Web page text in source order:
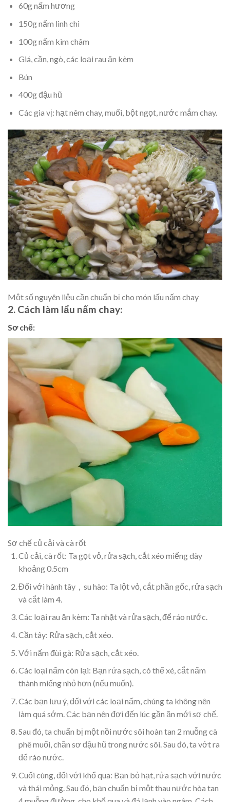
60g nấm hương
150g nấm linh chi
100g nấm kim châm
Giá, cần, ngò, các loại rau ăn kèm
Bún
400g đậu hũ
Các gia vị: hạt nêm chay, muối, bột ngọt, nước mắm chay.
Một số nguyên liệu cần chuẩn bị cho món lấu nấm chay
2. Cách làm lẩu nấm chay:
Sơ chế:
Sơ chế củ cải và cà rốt
Củ cải, cà rốt: Ta gọt vỏ, rửa sạch, cắt xéo miếng dày
khoảng 0.5cm
Đối với hành tây，su hào: Ta lột vỏ, cắt phần gốc, rửa sạch
và cắt làm 4.
Các loại rau ăn kèm: Ta nhặt và rửa sạch, để ráo nước.
Cần tây: Rửa sạch, cắt xéo.
Với nấm đùi gà: Rửa sạch, cắt xéo.
Các loại nấm còn lại: Bạn rửa sạch, có thể xé, cắt nấm
thành miếng nhỏ hơn (nếu muốn).
Các bạn lưu ý, đối với các loại nấm, chúng ta không nên
làm quá sớm. Các bạn nên đợi đến lúc gần ăn mới sơ chế.
Sau đó, ta chuẩn bị một nồi nước sôi hoàn tan 2 muỗng cà
phê muối, chần sơ đậu hũ trong nước sôi. Sau đó, ta vớt ra
để ráo nước.
Cuối cùng, đối với khổ qua: Bạn bỏ hạt, rửa sạch với nước
và thái mỏng. Sau đó, bạn chuẩn bị một thau nước hòa tan